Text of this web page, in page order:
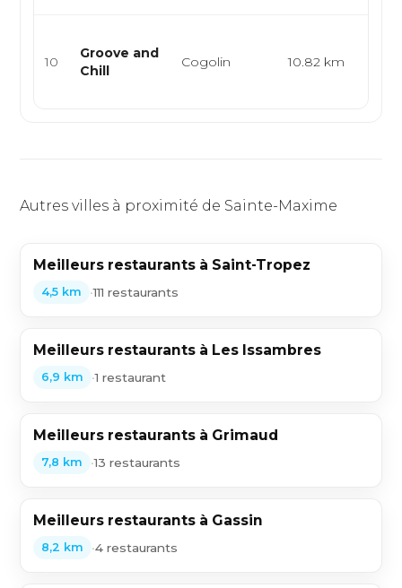
10
Groove and
Chill
Cogolin 10.82 km
Autres villes à proximité de Sainte-Maxime
Meilleurs restaurants à Saint-Tropez
4,5 km •111 restaurants
Meilleurs restaurants à Les Issambres
6,9 km •1 restaurant
Meilleurs restaurants à Grimaud
7,8 km •13 restaurants
Meilleurs restaurants à Gassin
8,2 km •4 restaurants